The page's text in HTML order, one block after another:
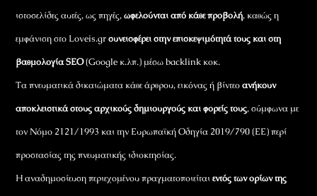
ιστοσελίδες αυτές, ως πηγές,ωφελούνται από κάθε προβολή, καθώς η
εμφάνιση στο Loveis.grσυνεισφέρει στην επισκεψιμότητά τους και στη
βαθμολογία SEO(Google κ.λπ.) μέσω backlink κοκ.
Τα πνευματικά δικαιώματα κάθε άρθρου, εικόνας ή βίντεοανήκουν
αποκλειστικά στους αρχικούς δημιουργούς και φορείς τους, σύμφωνα με
τον Νόμο 2121/1993 και την Ευρωπαϊκή Οδηγία 2019/790 (ΕΕ) περί
προστασίας της πνευματικής ιδιοκτησίας.
Η αναδημοσίευση περιεχομένου πραγματοποιείταιεντός των ορίων της